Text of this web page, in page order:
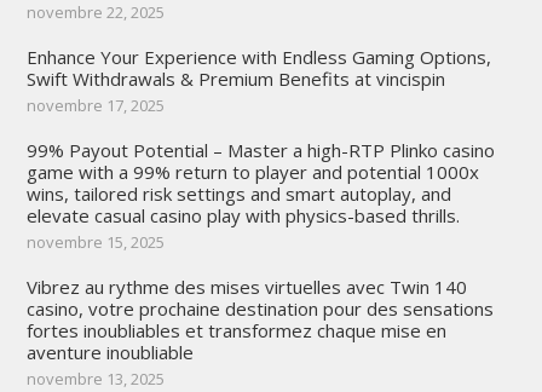
novembre 22, 2025
Enhance Your Experience with Endless Gaming Options,
Swift Withdrawals & Premium Benefits at vincispin
novembre 17, 2025
99% Payout Potential – Master a high-RTP Plinko casino
game with a 99% return to player and potential 1000x
wins, tailored risk settings and smart autoplay, and
elevate casual casino play with physics-based thrills.
novembre 15, 2025
Vibrez au rythme des mises virtuelles avec Twin 140
casino, votre prochaine destination pour des sensations
fortes inoubliables et transformez chaque mise en
aventure inoubliable
novembre 13, 2025